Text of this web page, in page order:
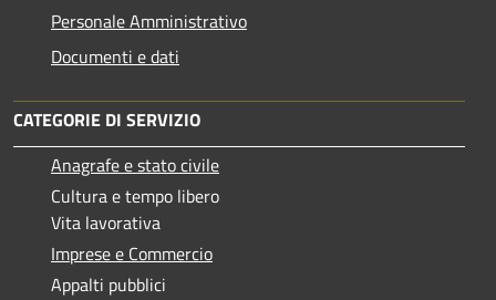
Personale Amministrativo
Documenti e dati
CATEGORIE DI SERVIZIO
Anagrafe e stato civile
Cultura e tempo libero
Vita lavorativa
Imprese e Commercio
Appalti pubblici